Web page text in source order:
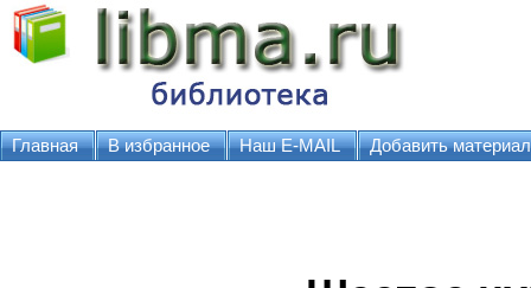
Главная В избранное Наш E-MAIL Добавить материал